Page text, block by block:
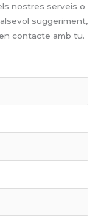
nostres serveis o
suggeriment,
contacte amb tu.